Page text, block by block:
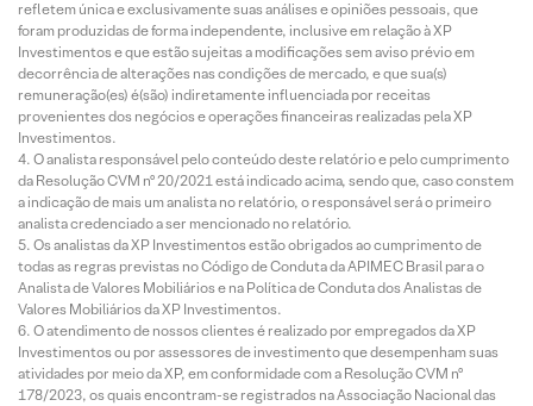
refletem única e exclusivamente suas análises e opiniões pessoais, que
foram produzidas de forma independente, inclusive em relação à XP
Investimentos e que estão sujeitas a modificações sem aviso prévio em
decorrência de alterações nas condições de mercado, e que sua(s)
remuneração(es) é(são) indiretamente influenciada por receitas
provenientes dos negócios e operações financeiras realizadas pela XP
Investimentos.
O analista responsável pelo conteúdo deste relatório e pelo cumprimento
da Resolução CVM nº 20/2021 está indicado acima, sendo que, caso constem
a indicação de mais um analista no relatório, o responsável será o primeiro
analista credenciado a ser mencionado no relatório.
Os analistas da XP Investimentos estão obrigados ao cumprimento de
todas as regras previstas no Código de Conduta da APIMEC Brasil para o
Analista de Valores Mobiliários e na Política de Conduta dos Analistas de
Valores Mobiliários da XP Investimentos.
O atendimento de nossos clientes é realizado por empregados da XP
Investimentos ou por assessores de investimento que desempenham suas
atividades por meio da XP, em conformidade com a Resolução CVM nº
178/2023, os quais encontram-se registrados na Associação Nacional das